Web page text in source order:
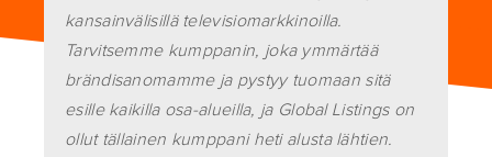
kansainvälisillä televisiomarkkinoilla.
Tarvitsemme kumppanin, joka ymmärtää
brändisanomamme ja pystyy tuomaan sitä
esille kaikilla osa-alueilla, ja Global Listings on
ollut tällainen kumppani heti alusta lähtien.